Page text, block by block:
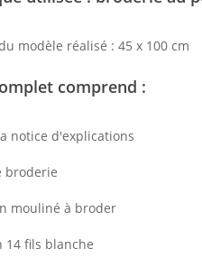
modèle réalisé : 45 x 100 cm
comprend :
notice d'explications
broderie
mouliné à broder
14 fils blanche